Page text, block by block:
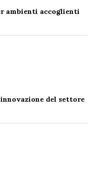
ambienti accoglienti
del settore